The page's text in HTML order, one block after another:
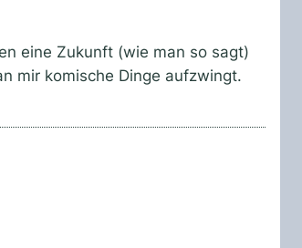
eine Zukunft (wie man so sagt)
mir komische Dinge aufzwingt.